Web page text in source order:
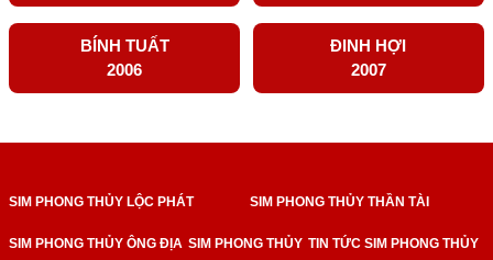
BÍNH TUẤT
2006
ĐINH HỢI
2007
SIM PHONG THỦY LỘC PHÁT SIM PHONG THỦY THẦN TÀI
SIM PHONG THỦY ÔNG ĐỊA SIM PHONG THỦY TIN TỨC SIM PHONG THỦY